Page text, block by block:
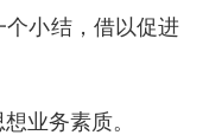
个小结，借以促进
业务素质。